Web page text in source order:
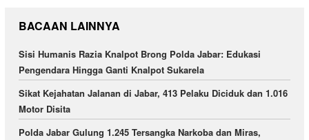
BACAAN LAINNYA
Sisi Humanis Razia Knalpot Brong Polda Jabar: Edukasi
Pengendara Hingga Ganti Knalpot Sukarela
Sikat Kejahatan Jalanan di Jabar, 413 Pelaku Diciduk dan 1.016
Motor Disita
Polda Jabar Gulung 1.245 Tersangka Narkoba dan Miras,